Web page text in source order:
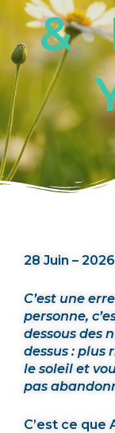
&
28 Juin – 2026
C’est une
personne,
dessous des
dessus : plus
le soleil et
pas
C’est ce que